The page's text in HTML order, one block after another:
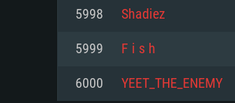
Disco: 23,1 GB
Network: Internet de
Disco: 21,5 GB
Network: Internet de
Disco: 21,5 GB
5998 Shadiez
5999 F i s h
6000 YEET_THE_ENEMY